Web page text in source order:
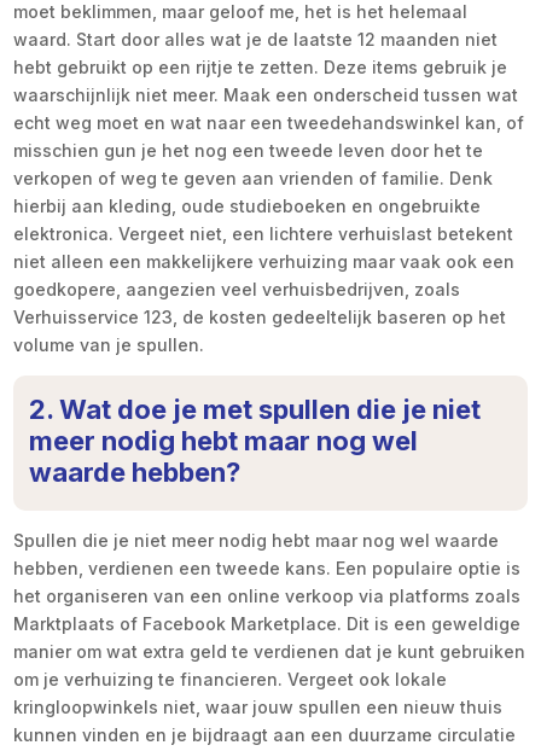
moet beklimmen, maar geloof me, het is het helemaal
waard. Start door alles wat je de laatste 12 maanden niet
hebt gebruikt op een rijtje te zetten. Deze items gebruik je
waarschijnlijk niet meer. Maak een onderscheid tussen wat
echt weg moet en wat naar een tweedehandswinkel kan, of
misschien gun je het nog een tweede leven door het te
verkopen of weg te geven aan vrienden of familie. Denk
hierbij aan kleding, oude studieboeken en ongebruikte
elektronica. Vergeet niet, een lichtere verhuislast betekent
niet alleen een makkelijkere verhuizing maar vaak ook een
goedkopere, aangezien veel verhuisbedrijven, zoals
Verhuisservice 123, de kosten gedeeltelijk baseren op het
volume van je spullen.
2. Wat doe je met spullen die je niet
meer nodig hebt maar nog wel
waarde hebben?
Spullen die je niet meer nodig hebt maar nog wel waarde
hebben, verdienen een tweede kans. Een populaire optie is
het organiseren van een online verkoop via platforms zoals
Marktplaats of Facebook Marketplace. Dit is een geweldige
manier om wat extra geld te verdienen dat je kunt gebruiken
om je verhuizing te financieren. Vergeet ook lokale
kringloopwinkels niet, waar jouw spullen een nieuw thuis
kunnen vinden en je bijdraagt aan een duurzame circulatie